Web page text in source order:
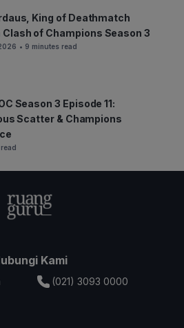
King of Deathmatch
of Champions Season 3
• 9 minutes read
Season 3 Episode 11:
Scatter & Champions
Kami
(021) 3093 0000